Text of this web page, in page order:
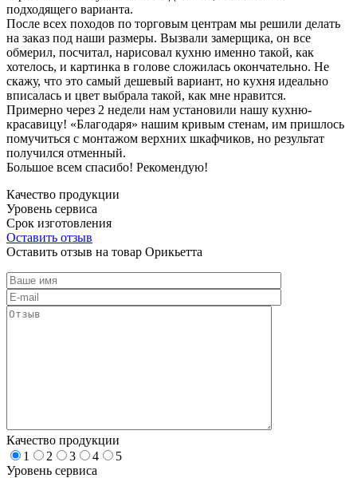
подходящего варианта.
После всех походов по торговым центрам мы решили делать
на заказ под наши размеры. Вызвали замерщика, он все
обмерил, посчитал, нарисовал кухню именно такой, как
хотелось, и картинка в голове сложилась окончательно. Не
скажу, что это самый дешевый вариант, но кухня идеально
вписалась и цвет выбрала такой, как мне нравится.
Примерно через 2 недели нам установили нашу кухню-
красавицу! «Благодаря» нашим кривым стенам, им пришлось
помучиться с монтажом верхних шкафчиков, но результат
получился отменный.
Большое всем спасибо! Рекомендую!
Качество продукции
Уровень сервиса
Срок изготовления
Оставить отзыв
Оставить отзыв на товар Орикьетта
Качество продукции
1
2 3 4
5
Уровень сервиса